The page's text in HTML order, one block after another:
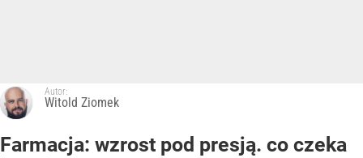
Autor:
Witold Ziomek
Farmacja: wzrost pod presją. co czeka